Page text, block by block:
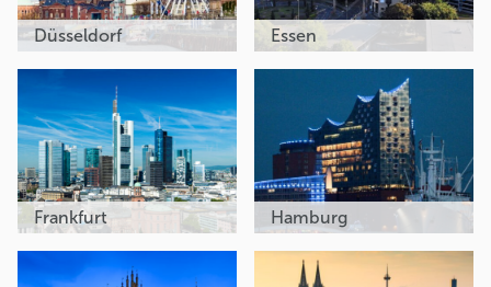
Düsseldorf Essen
Frankfurt Hamburg